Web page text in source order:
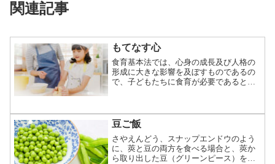
関連記事
もてなす心
食育基本法では、心身の成長及び人格の
形成に大きな影響を及ぼすものであるの
で、子どもたちに食育が必要であるとう
目的ではなく、豊かな人間性をはぐくむ
ためにも重要なものなのです。では豊か
な人間性、とは何なのでしょうか。いろ
いろな定義があると思うのですが、私は
次のように考えています....
豆ご飯
さやえんどう、スナップエンドウのよう
に、莢と豆の両方を食べる場合と、莢か
ら取り出した豆（グリーンピース）を食